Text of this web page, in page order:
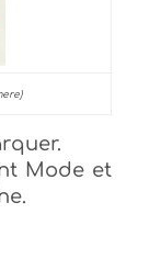
Mode et